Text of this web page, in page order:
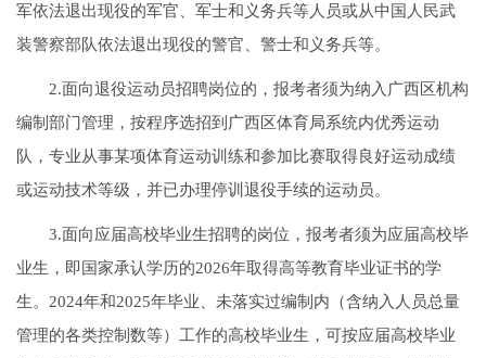
军依法退出现役的军官、军士和义务兵等人员或从中国人民武
装警察部队依法退出现役的警官、警士和义务兵等。
2.面向退役运动员招聘岗位的，报考者须为纳入广西区机构
编制部门管理，按程序选招到广西区体育局系统内优秀运动
队，专业从事某项体育运动训练和参加比赛取得良好运动成绩
或运动技术等级，并已办理停训退役手续的运动员。
3.面向应届高校毕业生招聘的岗位，报考者须为应届高校毕
业生，即国家承认学历的2026年取得高等教育毕业证书的学
生。2024年和2025年毕业、未落实过编制内（含纳入人员总量
管理的各类控制数等）工作的高校毕业生，可按应届高校毕业